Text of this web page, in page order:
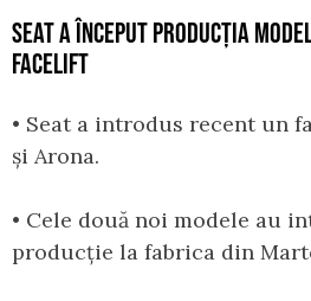
SEAT A ÎNCEPUT PRODUCȚIA
FACELIFT
• Seat a introdus recent un
și Arona.
• Cele două noi modele au
producție la fabrica din